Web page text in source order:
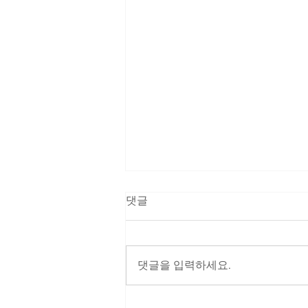
댓글
댓글을 입력하세요.